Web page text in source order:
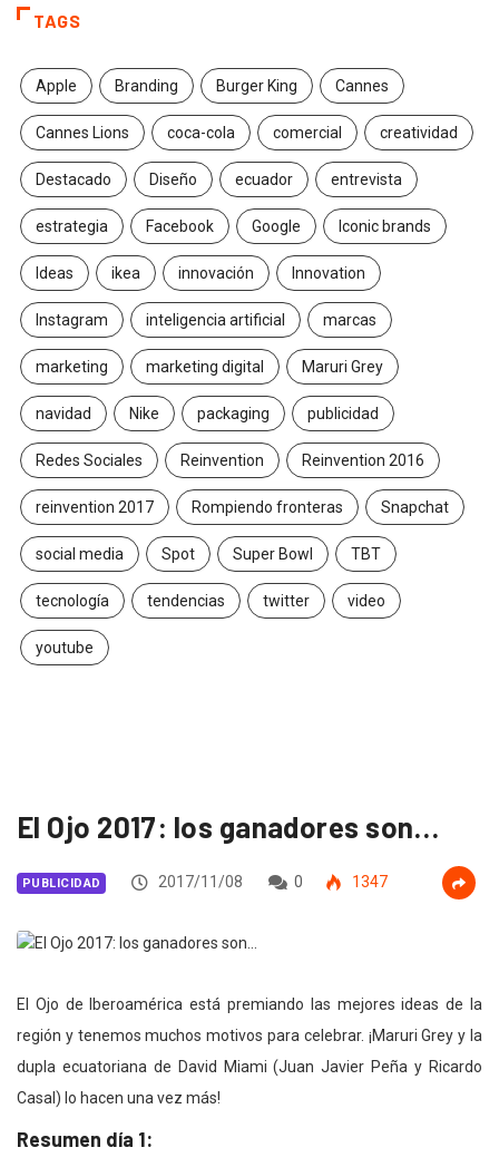
TAGS
Apple Branding Burger King Cannes
Cannes Lions coca-cola comercial creatividad
Destacado Diseño ecuador entrevista
estrategia Facebook Google Iconic brands
Ideas ikea innovación Innovation
Instagram inteligencia artificial marcas
marketing marketing digital Maruri Grey
navidad Nike packaging publicidad
Redes Sociales Reinvention Reinvention 2016
reinvention 2017 Rompiendo fronteras Snapchat
social media Spot Super Bowl TBT
tecnología tendencias twitter video
youtube
El Ojo 2017: los ganadores son…
PUBLICIDAD 2017/11/08 0 1347
El Ojo de Iberoamérica está premiando las mejores ideas de la
región y tenemos muchos motivos para celebrar. ¡Maruri Grey y la
dupla ecuatoriana de David Miami (Juan Javier Peña y Ricardo
Casal) lo hacen una vez más!
Resumen día 1: